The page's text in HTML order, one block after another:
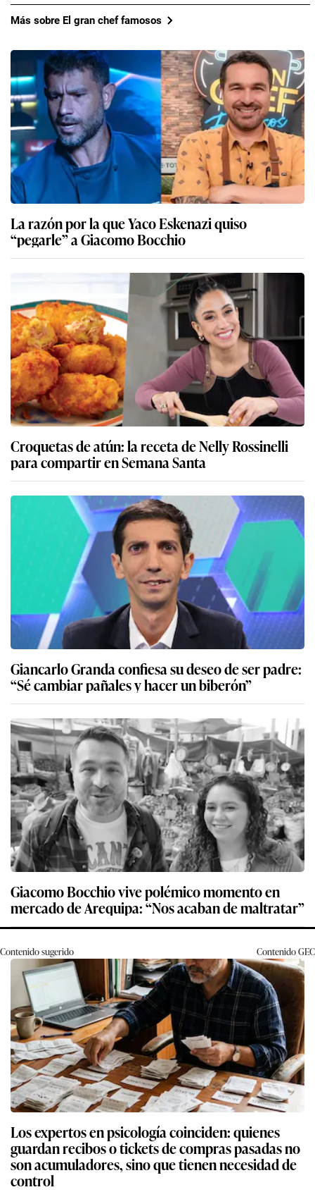
Más sobre El gran chef famosos
La razón por la que Yaco Eskenazi quiso
“pegarle” a Giacomo Bocchio
Croquetas de atún: la receta de Nelly Rossinelli
para compartir en Semana Santa
Giancarlo Granda confiesa su deseo de ser padre:
“Sé cambiar pañales y hacer un biberón”
Giacomo Bocchio vive polémico momento en
mercado de Arequipa: “Nos acaban de maltratar”
Contenido sugerido ContenidoGEC
Los expertos en psicología coinciden: quienes
guardan recibos o tickets de compras pasadas no
son acumuladores, sino que tienen necesidad de
control